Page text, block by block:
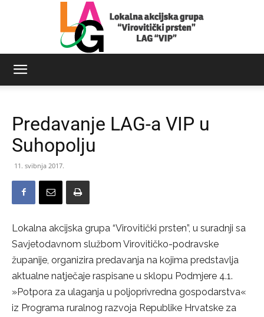
Virovitički
Predavanje LAG-a VIP u
Suhopolju
11. svibnja 2017.
Lokalna akcijska grupa “Virovitički prsten”, u suradnji sa
Savjetodavnom službom Virovitičko-podravske
županije, organizira predavanja na kojima predstavlja
aktualne natječaje raspisane u sklopu Podmjere 4.1.
»Potpora za ulaganja u poljoprivredna gospodarstva«
iz Programa ruralnog razvoja Republike Hrvatske za